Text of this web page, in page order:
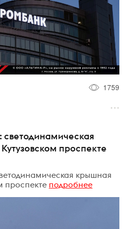
1759
проспекте
крышная
проспекте подробнее